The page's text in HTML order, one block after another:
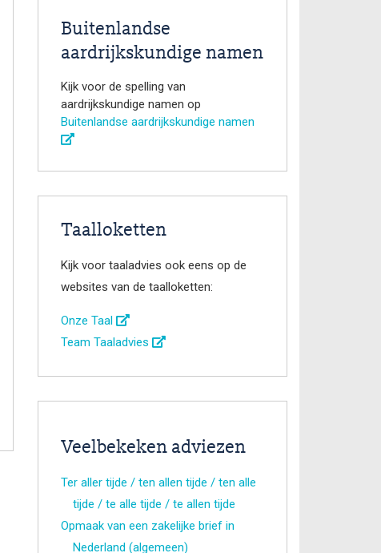
Buitenlandse
aardrijkskundige namen
Kijk voor de spelling van
aardrijkskundige namen op
Buitenlandse aardrijkskundige namen
Taalloketten
Kijk voor taaladvies ook eens op de
websites van de taalloketten:
Onze Taal
Team Taaladvies
Veelbekeken adviezen
Ter aller tijde / ten allen tijde / ten alle
tijde / te alle tijde / te allen tijde
Opmaak van een zakelijke brief in
Nederland (algemeen)